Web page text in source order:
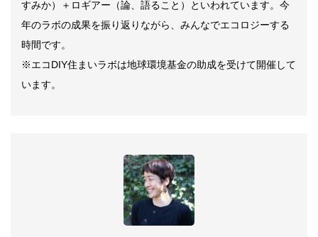
すみか）＋ロギアー（論、語ること）といわれています。今
年のラボの成果を振り返りながら、みんなでエコロジーする
時間です。
※エコDIY住まいラボは地球環境基金の助成を受けて開催して
います。